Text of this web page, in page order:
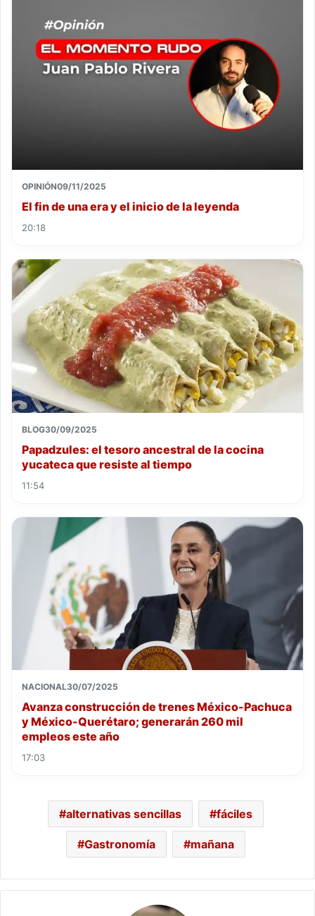
OPINIÓN09/11/2025
El fin de una era y el inicio de la leyenda
20:18
BLOG30/09/2025
Papadzules: el tesoro ancestral de la cocina
yucateca que resiste al tiempo
11:54
NACIONAL30/07/2025
Avanza construcción de trenes México-Pachuca
y México-Querétaro; generarán 260 mil
empleos este año
17:03
alternativas sencillas fáciles
Gastronomía mañana